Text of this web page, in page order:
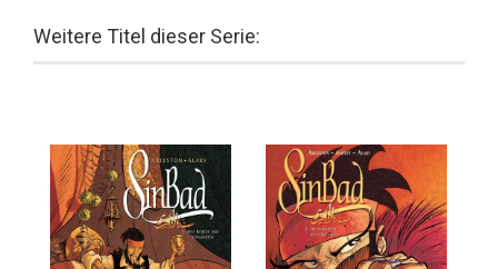
Weitere Titel dieser Serie: